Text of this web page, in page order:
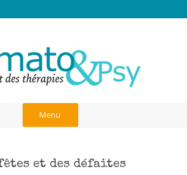
Cabinet des thérapies à
Paris
dépendance affective, liens d'attachement,
dans le couple, art-thérapie,
et analytique, psychogénéalogie, gestalt
Menu
Aller
contenu
fêtes et des défaites